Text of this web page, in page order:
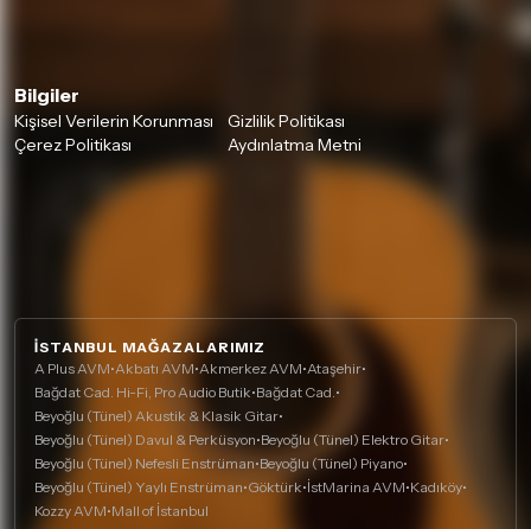
Bilgiler
Kişisel Verilerin Korunması
Gizlilik Politikası
Çerez Politikası
Aydınlatma Metni
İSTANBUL MAĞAZALARIMIZ
A Plus AVM•Akbatı AVM•Akmerkez AVM•Ataşehir•
Bağdat Cad. Hi-Fi, Pro Audio Butik•Bağdat Cad.•
Beyoğlu (Tünel) Akustik & Klasik Gitar•
Beyoğlu (Tünel) Davul & Perküsyon•Beyoğlu (Tünel) Elektro Gitar•
Beyoğlu (Tünel) Nefesli Enstrüman•Beyoğlu (Tünel) Piyano•
Beyoğlu (Tünel) Yaylı Enstrüman•Göktürk•İstMarina AVM•Kadıköy•
Kozzy AVM•Mall of İstanbul